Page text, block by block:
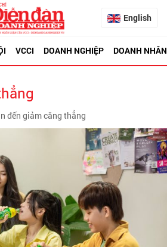
English
VCCI DOANH NGHIỆP DOANH NHÂN
đến giảm căng thẳng